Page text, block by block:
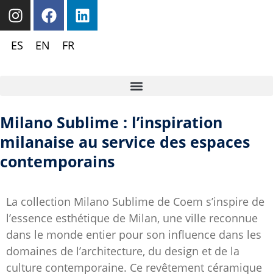
ES EN FR
Milano Sublime : l’inspiration
milanaise au service des espaces
contemporains
La collection Milano Sublime de Coem s’inspire de
l’essence esthétique de Milan, une ville reconnue
dans le monde entier pour son influence dans les
domaines de l’architecture, du design et de la
culture contemporaine. Ce revêtement céramique